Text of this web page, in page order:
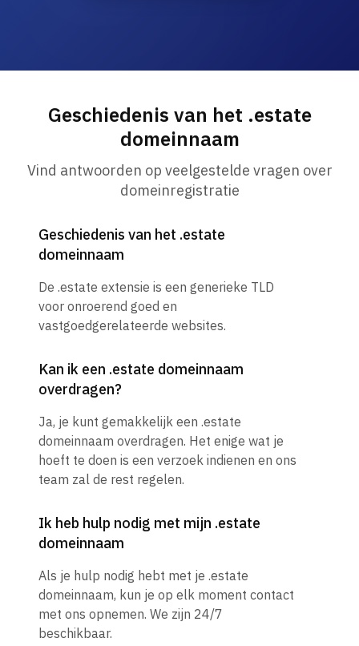
Geschiedenis van het .estate
domeinnaam
Vind antwoorden op veelgestelde vragen over
domeinregistratie
Geschiedenis van het .estate
domeinnaam
De .estate extensie is een generieke TLD
voor onroerend goed en
vastgoedgerelateerde websites.
Kan ik een .estate domeinnaam
overdragen?
Ja, je kunt gemakkelijk een .estate
domeinnaam overdragen. Het enige wat je
hoeft te doen is een verzoek indienen en ons
team zal de rest regelen.
Ik heb hulp nodig met mijn .estate
domeinnaam
Als je hulp nodig hebt met je .estate
domeinnaam, kun je op elk moment contact
met ons opnemen. We zijn 24/7
beschikbaar.